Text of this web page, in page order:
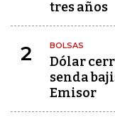
tres años
2 BOLSAS
Dólar
senda
Emisor